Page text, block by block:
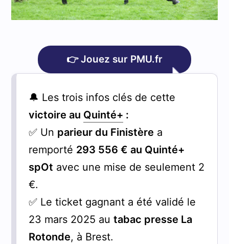
👉 Jouez sur PMU.fr
🔔 Les trois infos clés de cette
victoire au Quinté+ :
✅ Un parieur du Finistère a
remporté 293 556 € au Quinté+
spOt avec une mise de seulement 2
€.
✅ Le ticket gagnant a été validé le
23 mars 2025 au tabac presse La
Rotonde, à Brest.